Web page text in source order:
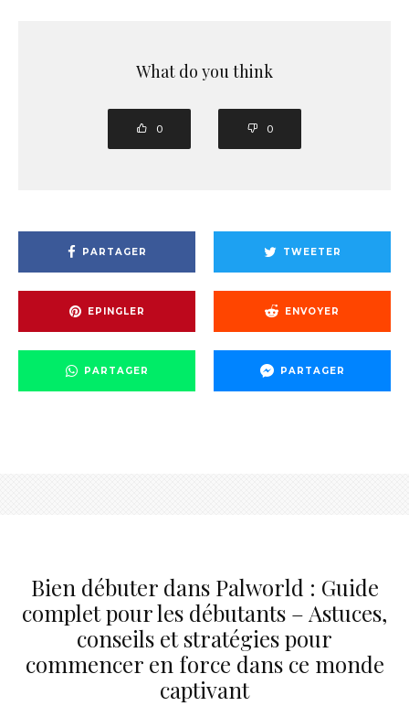
What do you think
0 0
PARTAGER TWEETER
EPINGLER ENVOYER
PARTAGER PARTAGER
Bien débuter dans Palworld : Guide
complet pour les débutants – Astuces,
conseils et stratégies pour
commencer en force dans ce monde
captivant